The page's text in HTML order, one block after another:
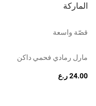
الماركة
قصّة واسعة
مارل رمادي فحمي داكن
24.00 ر.ع